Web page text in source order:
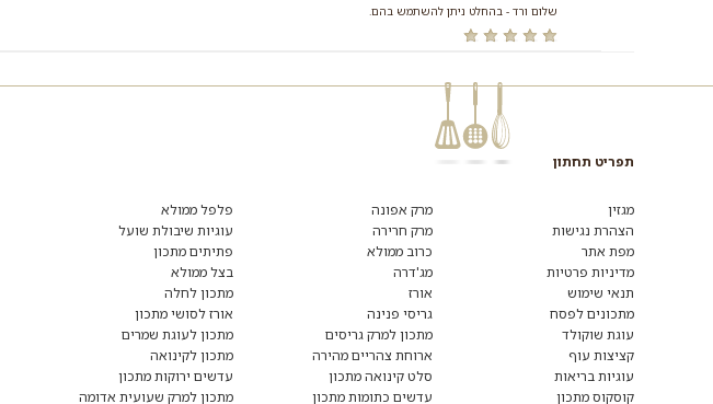
שלום ורד - בהחלט ניתן להשתמש בהם.
תפריט תחתון
מגזין
הצהרת נגישות
מפת אתר
מדיניות פרטיות
תנאי שימוש
מתכונים לפסח
עוגת שוקולד
קציצות עוף
עוגיות בריאות
קוסקוס מתכון
מרק אפונה
מרק חרירה
כרוב ממולא
מג'דרה
אורז
גריסי פנינה
מתכון למרק גריסים
ארוחת צהריים מהירה
סלט קינואה מתכון
עדשים כתומות מתכון
פלפל ממולא
עוגיות שיבולת שועל
פתיתים מתכון
בצל ממולא
מתכון לחלה
אורז לסושי מתכון
מתכון לעוגת שמרים
מתכון לקינואה
עדשים ירוקות מתכון
מתכון למרק שעועית אדומה